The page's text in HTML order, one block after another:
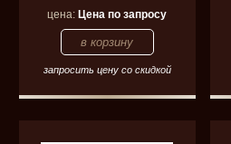
цена:Цена по запросу
запросить цену со скидкой